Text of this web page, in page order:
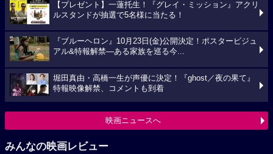
【プレゼント】一蓮托生！『グレイ・ミッション』アクリ
ルスタンドが抽選で5名様に当たる！
『ブルーヘロン』10月23日(金)公開決定！ポスタービジュ
アル&特報解禁―ある家族を巡る今...
堀田真由・高橋一生が声優に決定！『ghost／夜の果て』
特報映像解禁、コメントも到着
映画ニュースへ
みんなの映画レビュー